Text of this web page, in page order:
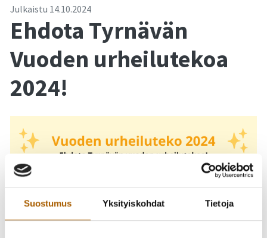
Suostumus Yksityiskohdat Tietoja
Julkaistu 14.10.2024
Ehdota Tyrnävän
Vuoden urheilutekoa
2024!